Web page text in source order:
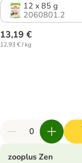
12 x 85 g
2060801.2
13,19 €
12,93 € / kg
zooplus Zen